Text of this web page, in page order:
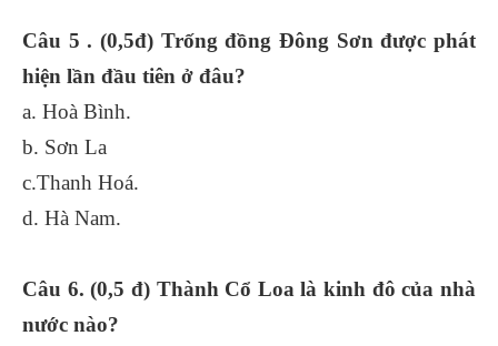
Câu 5 . (0,5đ) Trống đồng Đông Sơn được phát
hiện lần đầu tiên ở đâu?
a. Hoà Bình.
b. Sơn La
c.Thanh Hoá.
d. Hà Nam.
Câu 6. (0,5 đ) Thành Cổ Loa là kinh đô của nhà
nước nào?